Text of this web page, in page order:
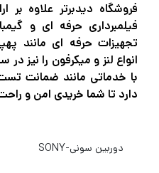
فروشگاه دیدبرتر علاوه بر
فیلمبرداری حرفه ای و
تجهیزات حرفه ای مانند
انواع لنز و میکرفون را نیز
با خدماتی مانند ضمانت
دارد تا شما خریدی امن و
دوربین سونی-SONY